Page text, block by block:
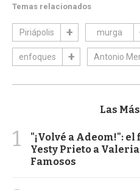
Temas relacionados
Piriápolis murga
enfoques Antonio
Las
1
"¡Volvé a Adeom!":
Yesty Prieto a
Famosos